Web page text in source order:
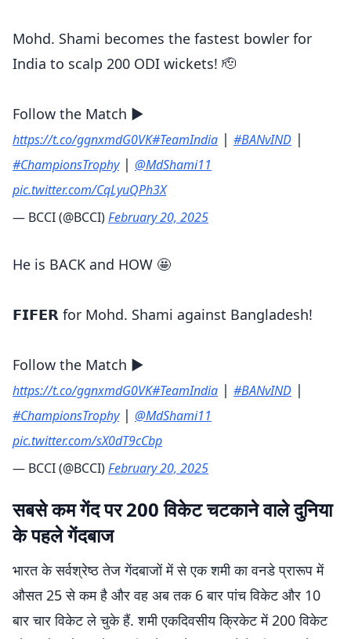
Mohd. Shami becomes the fastest bowler for
India to scalp 200 ODI wickets! 🫡
Follow the Match ▶️
https://t.co/ggnxmdG0VK#TeamIndia | #BANvIND |
#ChampionsTrophy| @MdShami11
pic.twitter.com/CqLyuQPh3X
— BCCI (@BCCI)February 20, 2025
He is BACK and HOW 🤩
𝗙𝗜𝗙𝗘𝗥 for Mohd. Shami against Bangladesh!
Follow the Match ▶️
https://t.co/ggnxmdG0VK#TeamIndia | #BANvIND |
#ChampionsTrophy| @MdShami11
pic.twitter.com/sX0dT9cCbp
— BCCI (@BCCI)February 20, 2025
सबसे कम गेंद पर 200 विकेट चटकाने वाले दुनिया
के पहले गेंदबाज
भारत के सर्वश्रेष्ठ तेज गेंदबाजों में से एक शमी का वनडे प्रारूप में
औसत 25 से कम है और वह अब तक 6 बार पांच विकेट और 10
बार चार विकेट ले चुके हैं. शमी एकदिवसीय क्रिकेट में 200 विकेट